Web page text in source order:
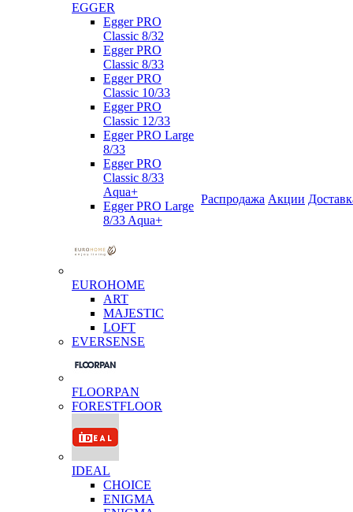
EGGER
Egger PRO
Classic 8/32
Egger PRO
Classic 8/33
Egger PRO
Classic 10/33
Egger PRO
Classic 12/33
Egger PRO Large
8/33
Egger PRO
Classic 8/33
Aqua+
Egger PRO Large
8/33 Aqua+
EUROHOME
ART
MAJESTIC
LOFT
EVERSENSE
FLOORPAN
FORESTFLOOR
IDEAL
CHOICE
ENIGMA
Распродажа Акции